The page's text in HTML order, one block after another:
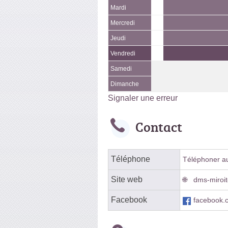
Mardi
Mercredi
Jeudi
Vendredi
Samedi
Dimanche
Signaler une erreur
Contact
Téléphone Téléphoner
Site web dms-
Facebook